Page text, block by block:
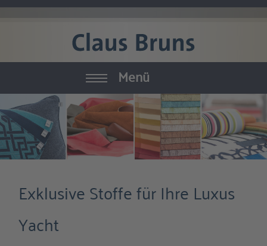
Menü
Yachtausstattung
Möbel
Zubehör
Raumausstattung
Exklusive Stoffe für Ihre Luxus
Yacht